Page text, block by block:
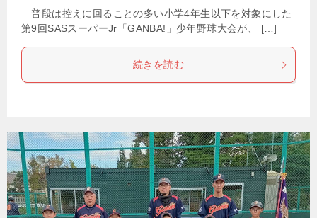
普段は控えに回ることの多い小学4年生以下を対象にした
第9回SASスーパーJr「GANBA!」少年野球大会が、 […]
続きを読む